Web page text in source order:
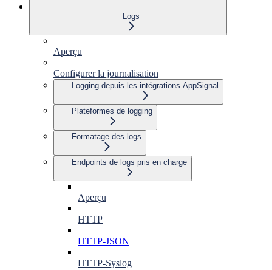
Logs
Aperçu
Configurer la journalisation
Logging depuis les intégrations AppSignal
Plateformes de logging
Formatage des logs
Endpoints de logs pris en charge
Aperçu
HTTP
HTTP-JSON
HTTP-Syslog